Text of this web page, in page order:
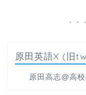
原田英語X (旧
原田高志@高